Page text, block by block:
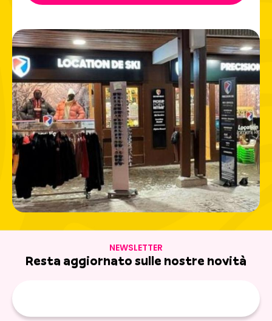
NEWSLETTER
Resta aggiornato sulle nostre novità